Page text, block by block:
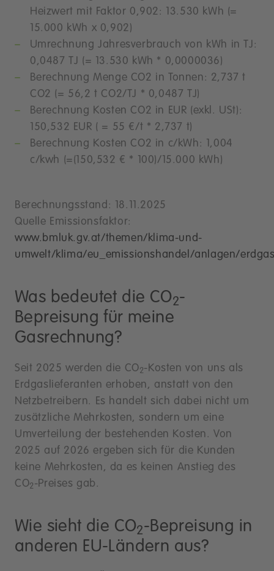
Heizwert mit Faktor 0,902: 13.530 kWh (=
15.000 kWh x 0,902)
Umrechnung Jahresverbrauch von kWh in TJ:
0,0487 TJ (= 13.530 kWh * 0,0000036)
Berechnung Menge CO2 in Tonnen: 2,737 t
CO2 (= 56,2 t CO2/TJ * 0,0487 TJ)
Berechnung Kosten CO2 in EUR (exkl. USt):
150,532 EUR ( = 55 €/t * 2,737 t)
Berechnung Kosten CO2 in c/kWh: 1,004
c/kwh (=(150,532 € * 100)/15.000 kWh)
Berechnungsstand: 18.11.2025
Quelle Emissionsfaktor:
www.bmluk.gv.at/themen/klima-und-
umwelt/klima/eu_emissionshandel/anlagen/
Was bedeutet die CO2-
Bepreisung für meine
Gasrechnung?
Seit 2025 werden die CO2-Kosten von uns als
Erdgaslieferanten erhoben, anstatt von den
Netzbetreibern. Es handelt sich dabei nicht um
zusätzliche Mehrkosten, sondern um eine
Umverteilung der bestehenden Kosten. Von
2025 auf 2026 ergeben sich für die Kunden
keine Mehrkosten, da es keinen Anstieg des
CO2 -Preises gab.
Wie sieht die CO2-Bepreisung in
anderen EU-Ländern aus?